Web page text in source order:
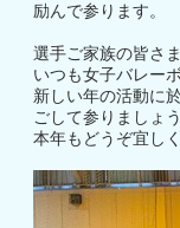
励んで参ります。
選手ご家族の皆さ
いつも女子バレー
新しい年の活動に
ごして参りましょう
本年もどうぞ宜し